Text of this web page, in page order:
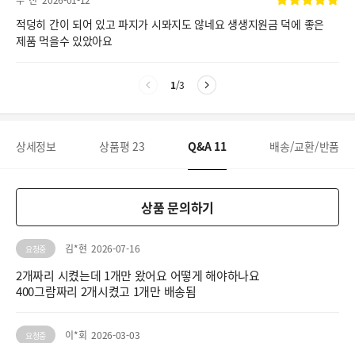
적덩히 간이 되어 있고 파지가 시뫄지도 않네요 생생지원금 덕에 좋은
제품 먹을수 있았아요
1/3
상세정보 상품평 23 Q&A 11 배송/교환/반품
상품 문의하기
요청중 김*현 2026-07-16
2개짜리 시켰는데 1개만 왔어요 어떻게 해야하나요
400그람짜리 2개시켰고 1개만 배송됨
요청중 이*회 2026-03-03